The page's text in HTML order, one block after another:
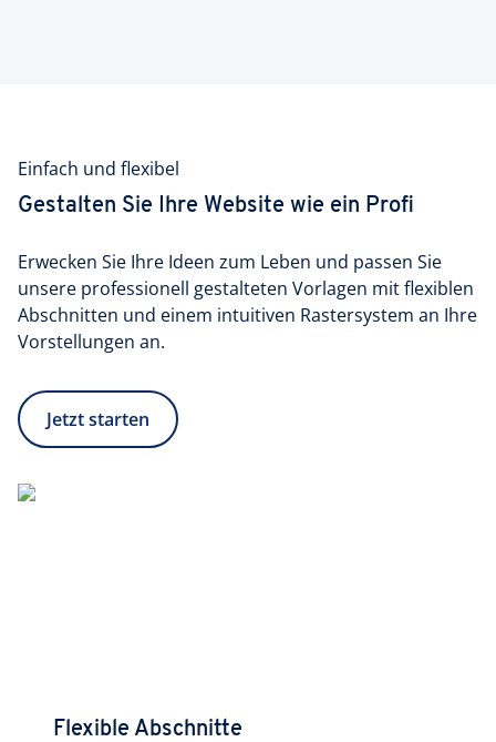
Einfach und flexibel
Gestalten Sie Ihre Website wie ein Profi
Erwecken Sie Ihre Ideen zum Leben und passen Sie
unsere professionell gestalteten Vorlagen mit flexiblen
Abschnitten und einem intuitiven Rastersystem an Ihre
Vorstellungen an.
Jetzt starten
Flexible Abschnitte